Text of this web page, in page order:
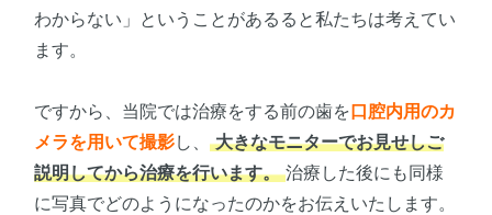
わからない」ということがあるると私たちは考えてい
ます。
ですから、当院では治療をする前の歯を 口腔内用のカ
メラを用いて撮影し、
大きなモニターでお見せしご
説明してから治療を行います。 治療した後にも同様
に写真でどのようになったのかをお伝えいたします。